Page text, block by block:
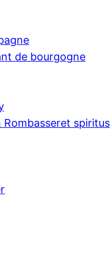
de bourgogne
Rombasseret spiritus